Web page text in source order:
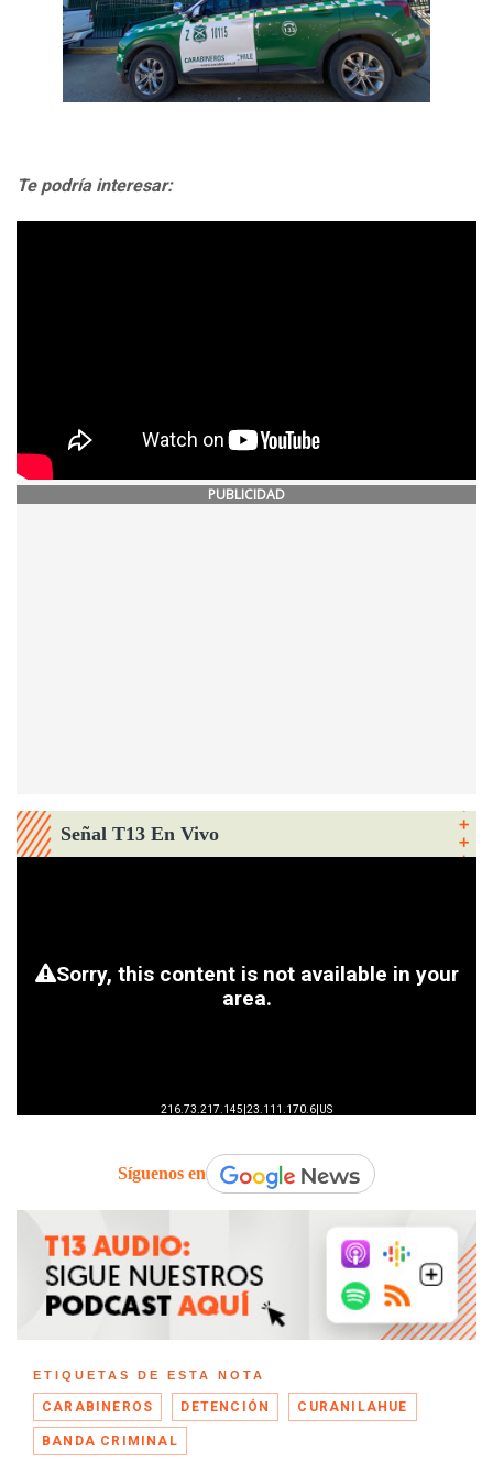
Te podría interesar:
PUBLICIDAD
Señal T13 En Vivo
Síguenos en
ETIQUETAS DE ESTA NOTA
CARABINEROS DETENCIÓN CURANILAHUE
BANDA CRIMINAL